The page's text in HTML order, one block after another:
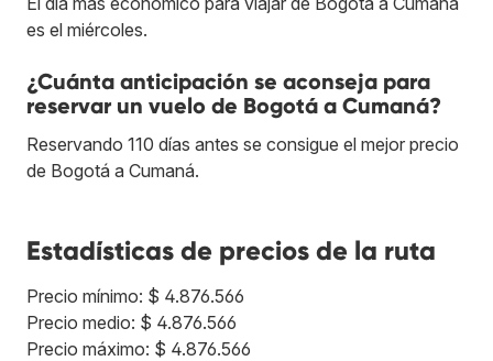
es el miércoles.
¿Cuánta anticipación se aconseja para
reservar un vuelo de Bogotá a Cumaná?
Reservando 110 días antes se consigue el mejor precio
de Bogotá a Cumaná.
Estadísticas de precios de la ruta
Precio mínimo: $ 4.876.566
Precio medio: $ 4.876.566
Precio máximo: $ 4.876.566